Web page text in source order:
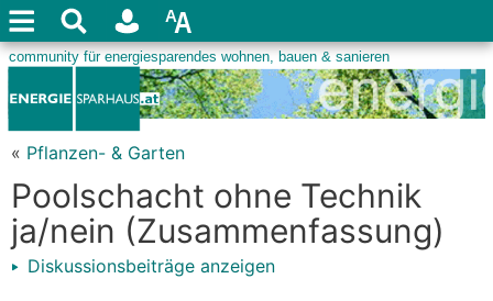
« Pflanzen- & Garten
Poolschacht ohne Technik
ja/nein (Zusammenfassung)
Diskussionsbeiträge anzeigen